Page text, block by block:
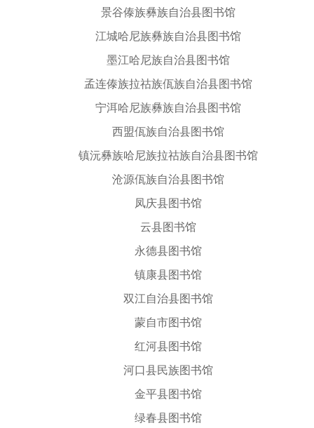
景谷傣族彝族自治县图书馆
江城哈尼族彝族自治县图书馆
墨江哈尼族自治县图书馆
孟连傣族拉祜族佤族自治县图书馆
宁洱哈尼族彝族自治县图书馆
西盟佤族自治县图书馆
镇沅彝族哈尼族拉祜族自治县图书馆
沧源佤族自治县图书馆
凤庆县图书馆
云县图书馆
永德县图书馆
镇康县图书馆
双江自治县图书馆
蒙自市图书馆
红河县图书馆
河口县民族图书馆
金平县图书馆
绿春县图书馆